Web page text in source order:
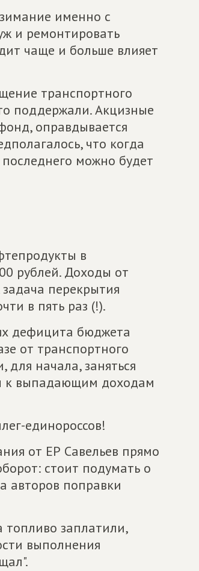
именно с
и ремонтировать
чаще и больше влияет
транспортного
поддержали. Акцизные
оправдывается
что когда
можно будет
в
рублей. Доходы от
перекрытия
в пять раз (!).
дефицита бюджета
от транспортного
начала, заняться
к выпадающим доходам
единороссов!
от ЕР Савельев прямо
стоит подумать о
авторов поправки
топливо заплатили,
выполнения